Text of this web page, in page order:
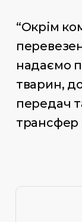
“Окрім
надаємо
тварин,
передач
трансфер